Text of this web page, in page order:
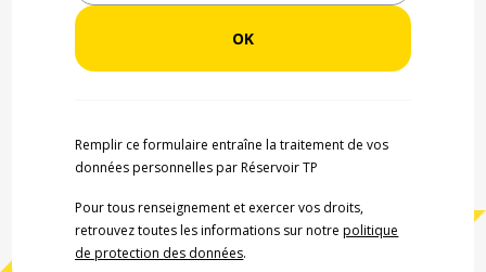
Remplir ce formulaire entraîne la traitement de vos
données personnelles par Réservoir TP
Pour tous renseignement et exercer vos droits,
retrouvez toutes les informations sur notrepolitique
de protection des données.